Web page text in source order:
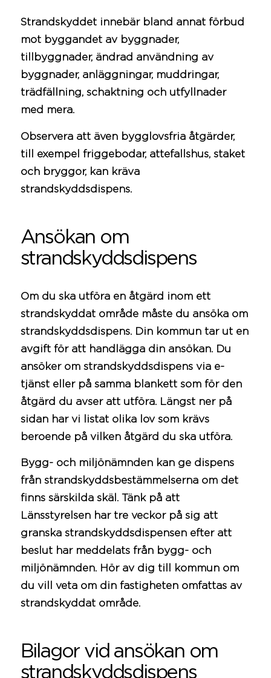
Strandskyddet innebär bland annat förbud
mot byggandet av byggnader,
tillbyggnader, ändrad användning av
byggnader, anläggningar, muddringar,
trädfällning, schaktning och utfyllnader
med mera.
Observera att även bygglovsfria åtgärder,
till exempel friggebodar, attefallshus, staket
och bryggor, kan kräva
strandskyddsdispens.
Ansökan om
strandskyddsdispens
Om du ska utföra en åtgärd inom ett
strandskyddat område måste du ansöka om
strandskyddsdispens. Din kommuntar ut en
avgiftför att handlägga din ansökan. Du
ansöker om strandskyddsdispens via e-
tjänst eller på samma blankett som för den
åtgärd du avser att utföra. Längst ner på
sidan har vi listat olika lov som krävs
beroende på vilken åtgärd du ska utföra.
Bygg- och miljönämnden kan ge dispens
från strandskyddsbestämmelserna om det
finns särskilda skäl. Tänk på att
Länsstyrelsen har tre veckor på sig att
granska strandskyddsdispensen efter att
beslut har meddelats från bygg- och
miljönämnden. Hör av dig till
kommunom
du vill veta om din fastigheten omfattas av
strandskyddat område.
Bilagor vid ansökan om
strandskyddsdispens